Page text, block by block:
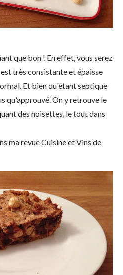
que bon ! En effet, vous serez
très consistante et épaisse
Et bien qu'étant septique
qu'approuvé. On y retrouve le
des noisettes, le tout dans
ma revue Cuisine et Vins de